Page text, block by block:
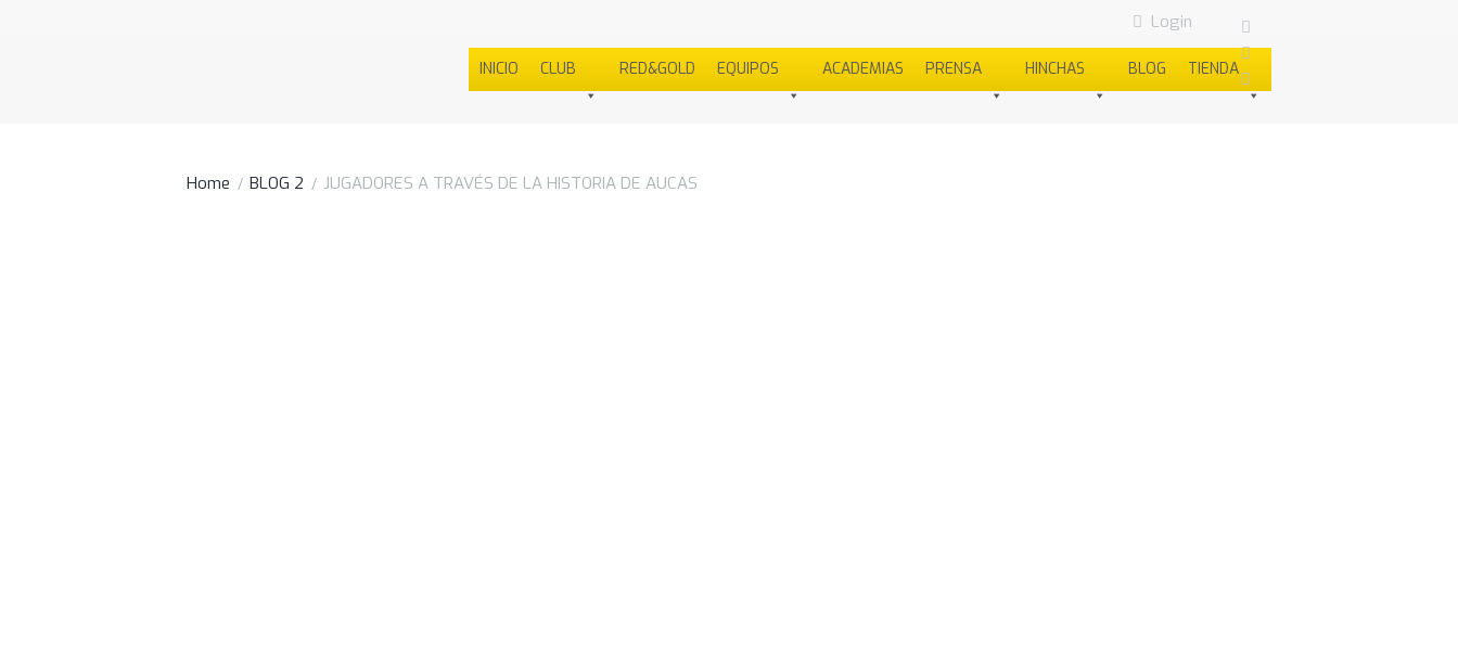
Login
INICIO CLUB RED&GOLD EQUIPOS ACADEMIAS PRENSA HINCHAS BLOG TIENDA
Home BLOG 2 JUGADORES A TRAVÉS DE LA HISTORIA DE AUCAS